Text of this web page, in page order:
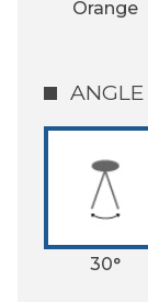
Orange
30°